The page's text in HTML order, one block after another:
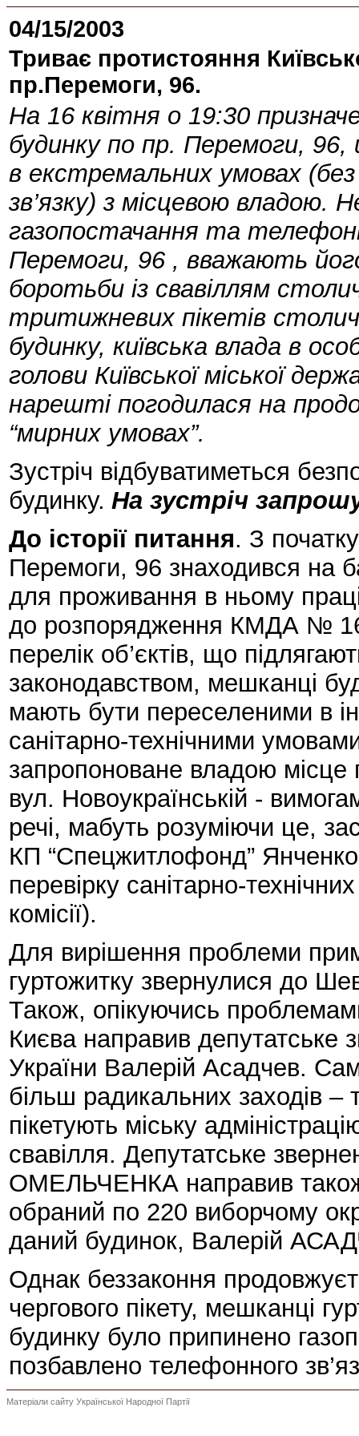
04/15/2003
Триває протистояння
пр.Перемоги, 96.
На 16 квітня о 19:30
будинку по пр. Перемоги, 96,
в екстремальних умовах
зв’язку) з місцевою владою.
газопостачання та
Перемоги, 96 , вважають
боротьби із свавіллям
тритижневих пікетів
будинку, київська влада в
голови Київської міської
нарешті погодилася на
“мирних умовах”.
Зустріч відбуватиметься
будинку. На зустріч
До історії питання. З
Перемоги, 96 знаходився на
для проживання в ньому
до розпорядження КМДА №
перелік об’єктів, що
законодавством, мешканці
мають бути переселеними в
санітарно-технічними
запропоноване владою
вул. Новоукраїнській -
речі, мабуть розуміючи це,
КП “Спецжитлофонд”
перевірку санітарно-
комісії).
Для вирішення проблеми
гуртожитку звернулися до
Також, опікуючись
Києва направив депутатське
України Валерій Асадчев.
більш радикальних заходів –
пікетують міську
свавілля. Депутатське
ОМЕЛЬЧЕНКА направив
обраний по 220 виборчому
даний будинок, Валерій
Однак беззаконня
чергового пікету, мешканці
будинку було припинено
позбавлено телефонного
Матеріали сайту Української Народної Партії